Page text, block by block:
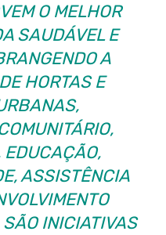
O MELHOR
SAUDÁVEL E
A
HORTAS E
EDUCAÇÃO,
ASSISTÊNCIA
INICIATIVAS